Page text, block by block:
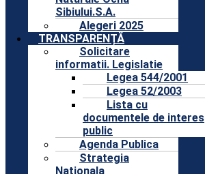
Sibiului.S.A.
Alegeri 2025
TRANSPARENȚĂ
Solicitare
informatii. Legislatie
Legea 544/2001
Legea 52/2003
Lista cu
documentele de interes
public
Agenda Publica
Strategia
Nationala